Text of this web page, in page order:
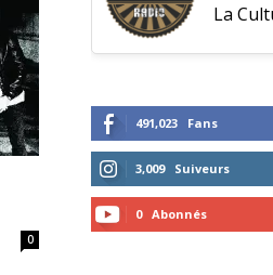
0
491,023 Fans
3,009 Suiveurs
0 Abonnés